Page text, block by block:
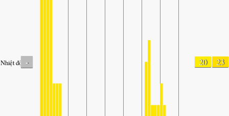
Nhiệt độ. - 20 23